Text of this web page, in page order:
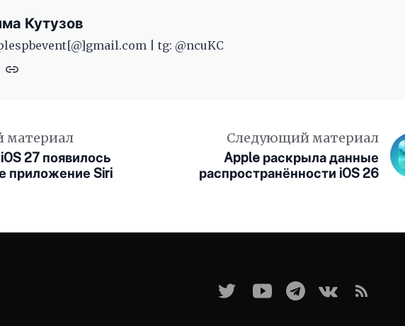
Кутузов
| tg: @ncuKC
27 появилось
приложение Siri
Следующий материал
Apple раскрыла данные
распространённости iOS 26